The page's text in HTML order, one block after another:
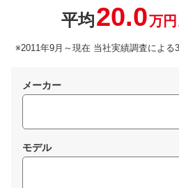
平均20.0万円
※2011年9月～現在 当社実績調査による
メーカー
モデル